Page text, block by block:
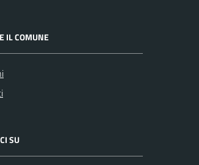
IL COMUNE
SU